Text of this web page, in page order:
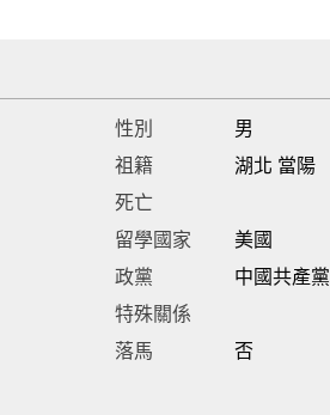
性別
男
祖籍
湖北 當陽
死亡
留學國家
美國
政黨
中國共產黨
特殊關係
落馬
否